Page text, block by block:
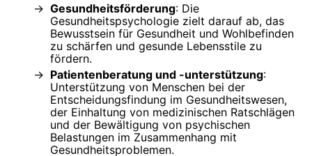
Gesundheitsförderung: Die
Gesundheitspsychologie zielt darauf ab, das
Bewusstsein für Gesundheit und Wohlbefinden
zu schärfen und gesunde Lebensstile zu
fördern.
Patientenberatung und -unterstützung:
Unterstützung von Menschen bei der
Entscheidungsfindung im Gesundheitswesen,
der Einhaltung von medizinischen Ratschlägen
und der Bewältigung von psychischen
Belastungen im Zusammenhang mit
Gesundheitsproblemen.